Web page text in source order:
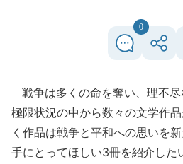
0
戦争は多くの命を奪い、理不
極限状況の中から数々の文学作
く作品は戦争と平和への思いを
手にとってほしい3冊を紹介し